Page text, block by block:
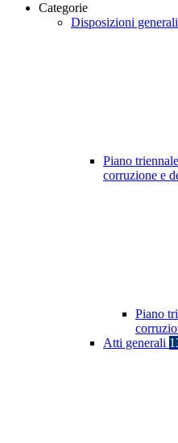
Categorie
Disposizioni generali
Piano
corruzione e
Piano
Atti generali